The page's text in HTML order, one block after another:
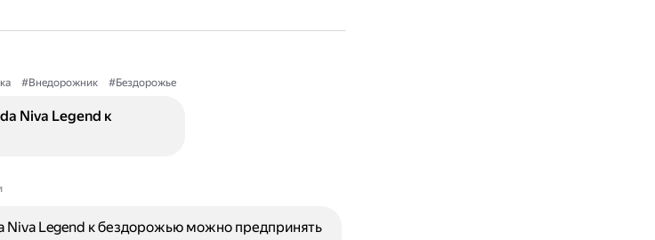
#Внедорожник #Бездорожье
Niva Legend к
Niva Legend к бездорожью можно предпринять